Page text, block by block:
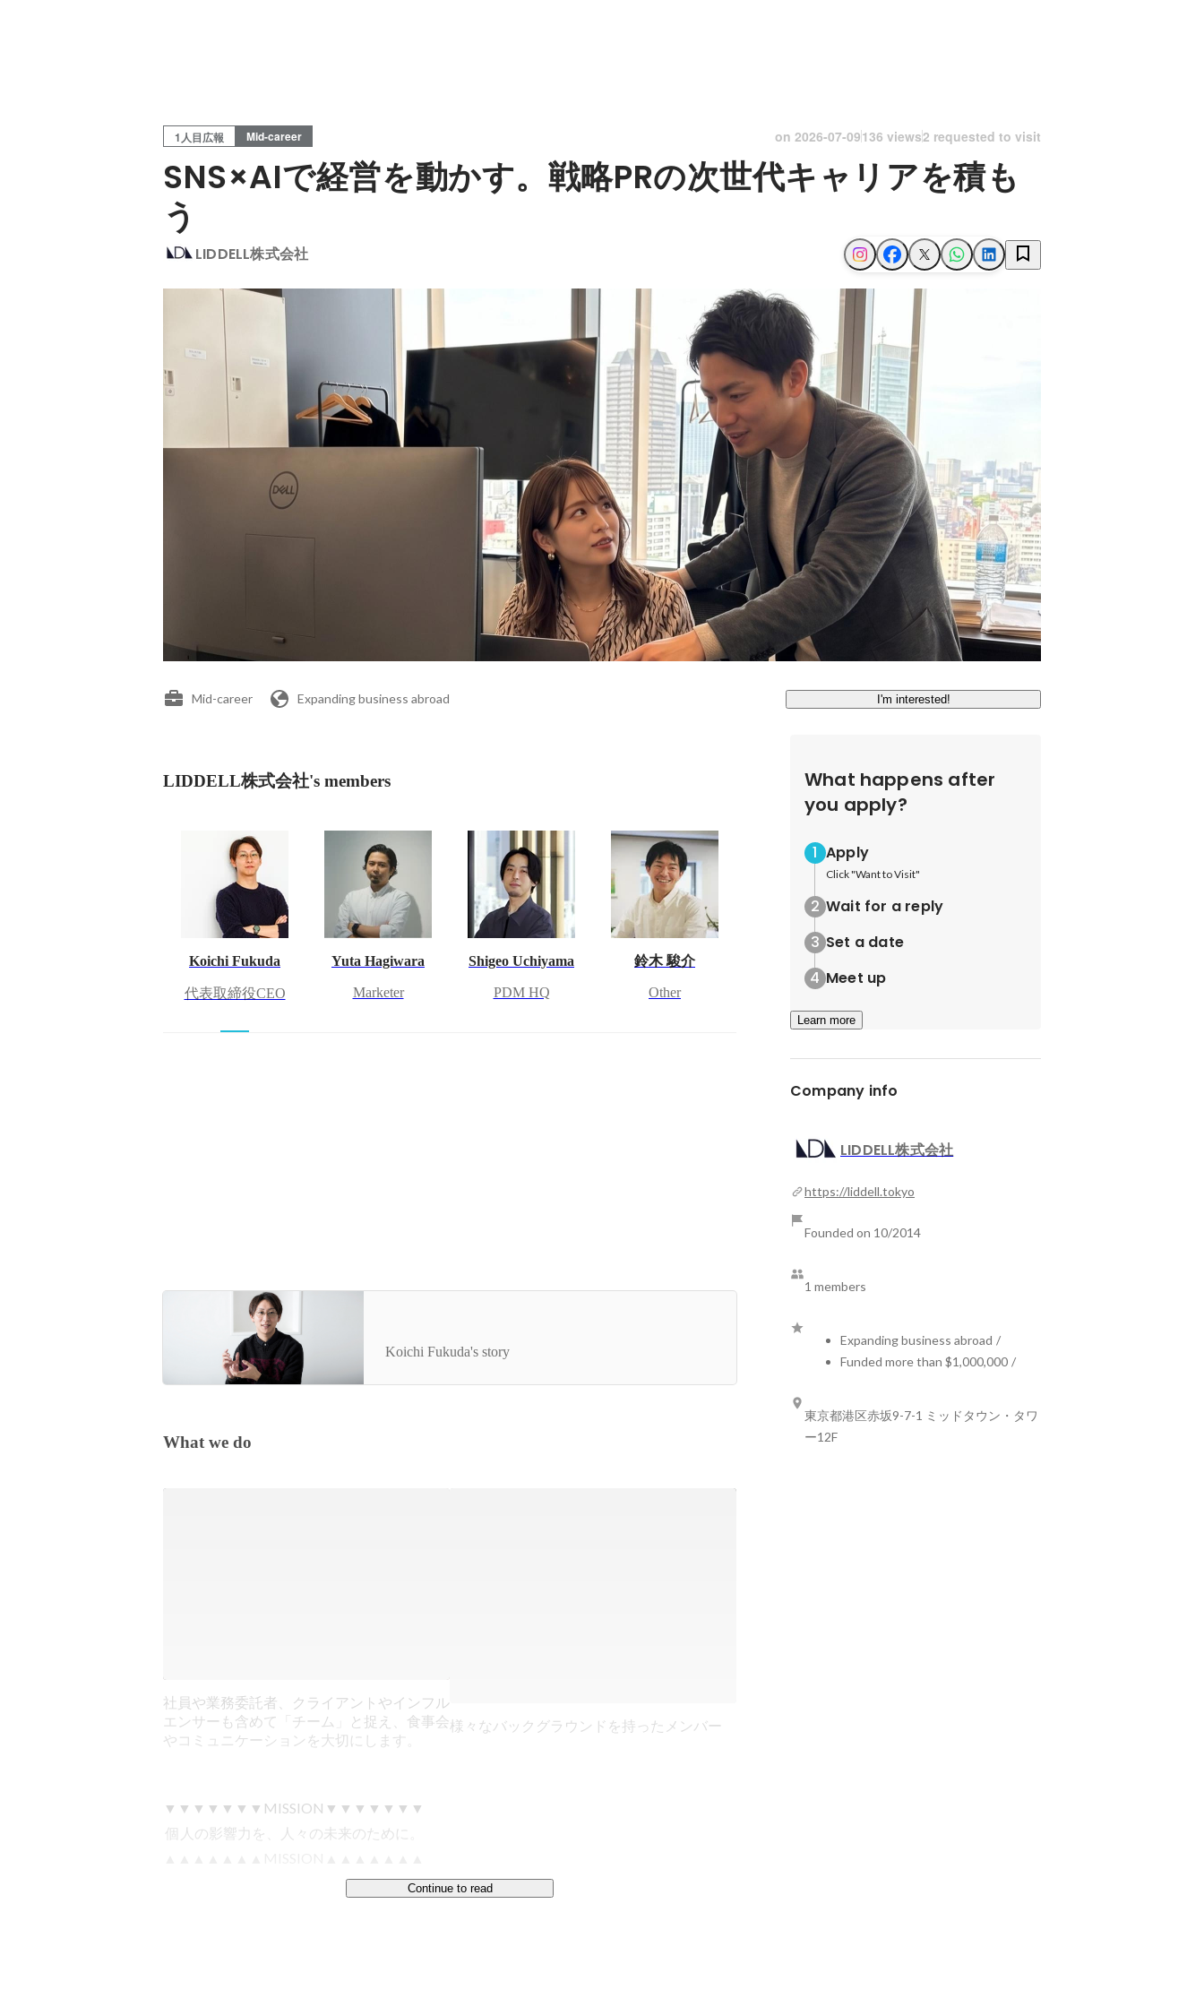
1人目広報 Mid-career on 2026-07-09136 views2 requested to visit
SNS×AIで経営を動かす。戦略PRの次世代キャリアを積も
う
LIDDELL株式会社
Mid-career Expanding business abroad I'm interested!
LIDDELL株式会社's members
Koichi Fukuda
代表取締役CEO
Yuta Hagiwara
Marketer
Shigeo Uchiyama
PDM HQ
鈴木 駿介
Other
したサービスで、企業と個人が対等に取引できる社
会を目指す LIDDELL株式会社 代表取締役CEO 福
田晃一インタビュー（第二回）
Koichi Fukuda's story
What we do
社員や業務委託者、クライアントやインフル
エンサーも含めて「チーム」と捉え、食事会
やコミュニケーションを大切にします。
様々なバックグラウンドを持ったメンバー
▼▼▼▼▼▼▼MISSION▼▼▼▼▼▼▼
Continue to read
What happens after
you apply?
Apply
Click "Want to Visit"
Wait for a reply
Set a date
Meet up
Learn more
Company info
LIDDELL株式会社
https://liddell.tokyo
Founded on 10/2014
1 members
Expanding business abroad /
Funded more than $1,000,000 /
東京都港区⾚坂9-7-1 ミッドタウン・タワ
ー12F